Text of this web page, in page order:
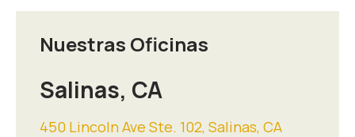
Nuestras Oficinas
Salinas, CA
450 Lincoln Ave Ste. 102, Salinas, CA